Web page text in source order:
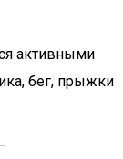
активными
бег, прыжки